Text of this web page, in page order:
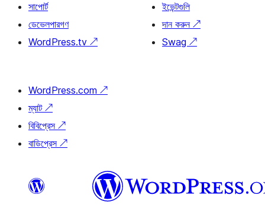
সাপোর্ট
ডেভেলপারগণ
WordPress.tv ↗
ইভেন্টগুলি
দান করুন ↗
Swag ↗
WordPress.com ↗
ম্যাট ↗
বিবিপ্রেস ↗
বাডিপ্রেস ↗